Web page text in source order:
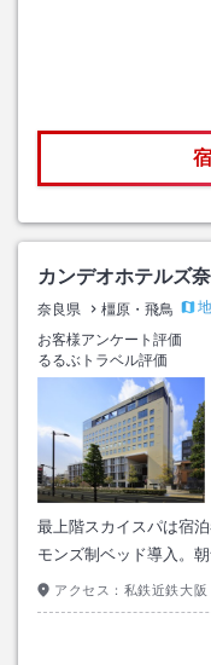
カンデオホテルズ
奈良県 橿原・飛鳥
お客様アンケート評価
るるぶトラベル評価
最上階スカイスパは宿
モンズ制ベッド導入。
アクセス： 私鉄近鉄大